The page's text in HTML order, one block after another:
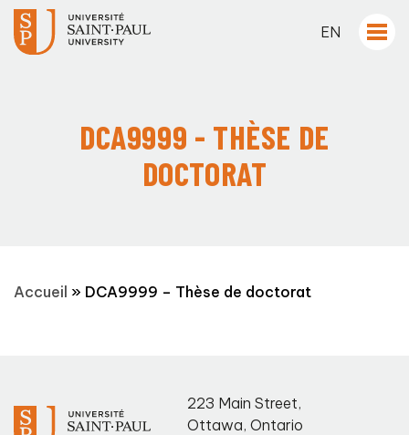
EN
DCA9999 - THÈSE DE
DOCTORAT
Accueil » DCA9999 – Thèse de doctorat
223 Main Street,
Ottawa, Ontario